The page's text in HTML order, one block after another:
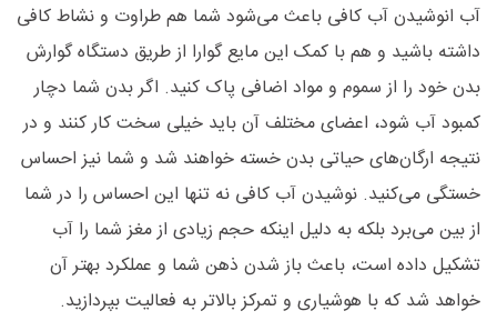
آب انوشیدن آب کافی باعث می‌شود شما هم طراوت و نشاط کافی
داشته باشید و هم با کمک این مایع گوارا از طریق دستگاه گوارش
بدن خود را از سموم و مواد اضافی پاک کنید. اگر بدن شما دچار
کمبود آب شود، اعضای مختلف آن باید خیلی سخت کار کنند و در
نتیجه ارگان‌های حیاتی بدن خسته خواهند شد و شما نیز احساس
خستگی می‌کنید. نوشیدن آب کافی نه تنها این احساس را در شما
از بین می‌برد بلکه به دلیل اینکه حجم زیادی از مغز شما را آب
تشکیل داده است، باعث باز شدن ذهن شما و عملکرد بهتر آن
خواهد شد که با هوشیاری و تمرکز بالاتر به فعالیت بپردازید.